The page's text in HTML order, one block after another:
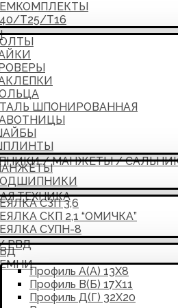
Т25/Т16
ШПОНИРОВАННАЯ
/ МАНЖЕТЫ /
ТЕХНИКА
СЗП 3,6
СКП 2,1 “ОМИЧКА”
СУПН-8
РВД
Профиль А(А) 13Х8
Профиль В(Б) 17Х11
Профиль Д(Г) 32Х20